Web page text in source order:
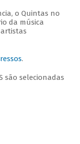
o Quintas no
da música
.
são selecionadas